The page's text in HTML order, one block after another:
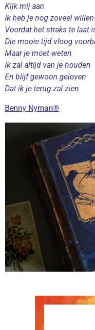
Kijk mij aan
Ik heb je nog zoveel
Voordat het straks te laat
Die mooie tijd vloog
Maar je moet weten
Ik zal altijd van je houden
En blijf gewoon geloven
Dat ik je terug zal zien
Benny Nyman®